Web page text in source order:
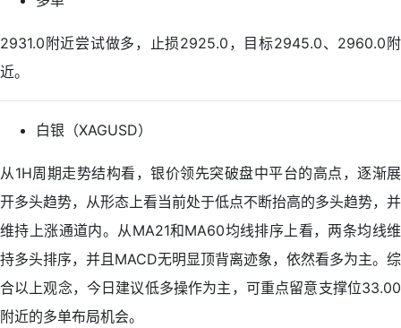
2931.0附近尝试做多，止损2925.0，目标2945.0、2960.0附
近。
白银（XAGUSD）
从1H周期走势结构看，银价领先突破盘中平台的高点，逐渐展
开多头趋势，从形态上看当前处于低点不断抬高的多头趋势，并
维持上涨通道内。从MA21和MA60均线排序上看，两条均线维
持多头排序，并且MACD无明显顶背离迹象，依然看多为主。综
合以上观念，今日建议低多操作为主，可重点留意支撑位33.00
附近的多单布局机会。